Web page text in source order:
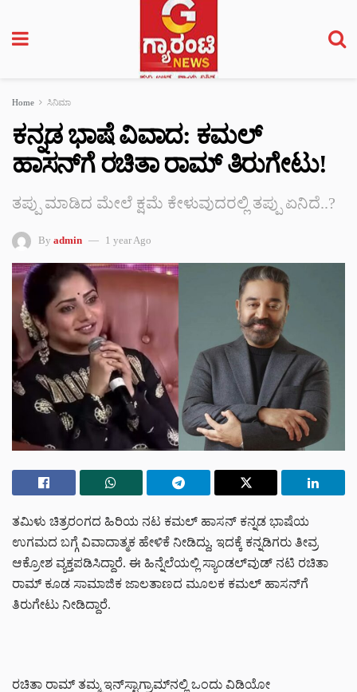
Home ಸಿನಿಮಾ
ಕನ್ನಡ ಭಾಷೆ ವಿವಾದ: ಕಮಲ್
ಹಾಸನ್‌ಗೆ ರಚಿತಾ ರಾಮ್ ತಿರುಗೇಟು!
ತಪ್ಪು ಮಾಡಿದ ಮೇಲೆ ಕ್ಷಮೆ ಕೇಳುವುದರಲ್ಲಿ ತಪ್ಪು ಏನಿದೆ..?
By admin 1 year Ago
ತಮಿಳು ಚಿತ್ರರಂಗದ ಹಿರಿಯ ನಟ ಕಮಲ್ ಹಾಸನ್ ಕನ್ನಡ ಭಾಷೆಯ
ಉಗಮದ ಬಗ್ಗೆ ವಿವಾದಾತ್ಮಕ ಹೇಳಿಕೆ ನೀಡಿದ್ದು, ಇದಕ್ಕೆ ಕನ್ನಡಿಗರು ತೀವ್ರ
ಆಕ್ರೋಶ ವ್ಯಕ್ತಪಡಿಸಿದ್ದಾರೆ. ಈ ಹಿನ್ನೆಲೆಯಲ್ಲಿ ಸ್ಯಾಂಡಲ್‌ವುಡ್ ನಟಿ ರಚಿತಾ
ರಾಮ್ ಕೂಡ ಸಾಮಾಜಿಕ ಜಾಲತಾಣದ ಮೂಲಕ ಕಮಲ್ ಹಾಸನ್‌ಗೆ
ತಿರುಗೇಟು ನೀಡಿದ್ದಾರೆ.
ರಚಿತಾ ರಾಮ್ ತಮ್ಮ ಇನ್‌ಸ್ಟಾಗ್ರಾಮ್‌ನಲ್ಲಿ ಒಂದು ವಿಡಿಯೋ